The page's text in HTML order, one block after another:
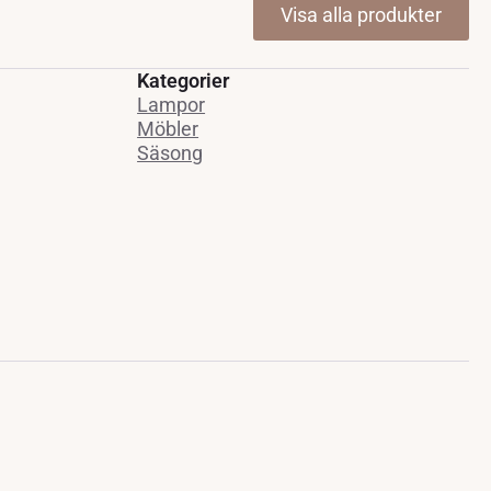
Visa alla produkter
Kategorier
Lampor
Möbler
Säsong